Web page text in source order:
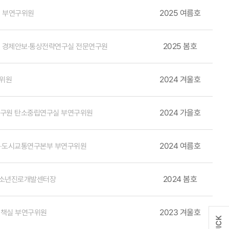
다 보니 드는 생각이 연구자는 지식을 생산하는 동시에 전달하는
터를 들여다보고 뭔가 새로운 것을 알아가는 과정에서 즐거움을
달해 흘러가도록 할 것인가를 중요하게 다뤄야 하는 위치에 놓인
성하기 위해 현재의 교통체계를 바꿔야 한다든지, 횡단보도 체계
가 될 가능성이 있죠. 좋은 연구는 주제 선정의 적절성이 확보돼야
을 정리해가는 과정이죠. 정책연구는 과학적인 사실을 검증하는 측
생각에 많은 고민을 하게 됩니다." 남궁지희 건축공간연구원 지속가능공간본부 부연구위원
사회연구회 이사장, 김복철 국가과학기술연구회 이사장, 김영진
학교 교수가 참여한 종합토론에서는 산업구조 변화에 따른 일자리
요성에 대해 집중 논의하였으며, 초광역권 발전을 위한 국가 싱크
국가 발전을 위한 싱크탱크의 역할을 다하기 위해 상호 협력체계
연구위원 2025 여름호
제안보·통상전략연구실 전문연구원 2025 봄호
원 2024 겨울호
원 탄소중립연구실 부연구위원 2024 가을호
시교통연구본부 부연구위원 2024 여름호
년진로개발센터장 2024 봄호
실 부연구위원 2023 겨울호